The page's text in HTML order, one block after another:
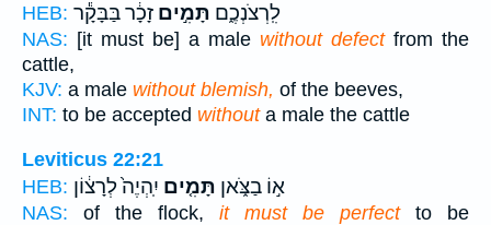
HEB:
לִֽרְצֹנְכֶ֑ם תָּמִ֣ים זָכָ֔ר בַּבָּקָ֕ר
NAS: [it must be] a male without defectfrom the
cattle,
KJV: a male without blemish, of the beeves,
INT: to be accepted withouta male the cattle
Leviticus 22:21
HEB:
א֣וֹ בַצֹּ֑אן תָּמִ֤ים יִֽהְיֶה֙ לְרָצ֔וֹן
NAS: of the flock, it must be perfectto be